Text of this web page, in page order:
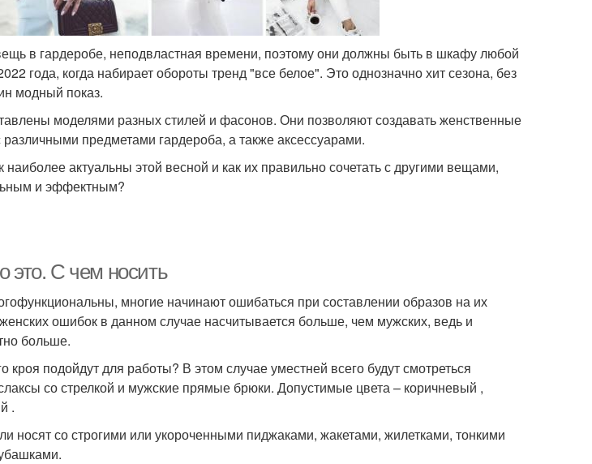
в гардеробе, неподвластная времени, поэтому они должны быть в шкафу любой
года, когда набирает обороты тренд "все белое". Это однозначно хит сезона, без
модный показ.
моделями разных стилей и фасонов. Они позволяют создавать женственные
различными предметами гардероба, а также аксессуарами.
актуальны этой весной и как их правильно сочетать с другими вещами,
и эффектным?
это. С чем носить
многие начинают ошибаться при составлении образов на их
ошибок в данном случае насчитывается больше, чем мужских, ведь и
больше.
кроя подойдут для работы? В этом случае уместней всего будут смотреться
со стрелкой и мужские прямые брюки. Допустимые цвета – коричневый ,
.
носят со строгими или укороченными пиджаками, жакетами, жилетками, тонкими